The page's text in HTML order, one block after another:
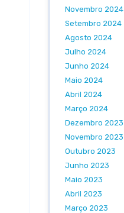
Novembro 2024
Setembro 2024
Agosto 2024
Julho 2024
Junho 2024
Maio 2024
Abril 2024
Março 2024
Dezembro 2023
Novembro 2023
Outubro 2023
Junho 2023
Maio 2023
Abril 2023
Março 2023